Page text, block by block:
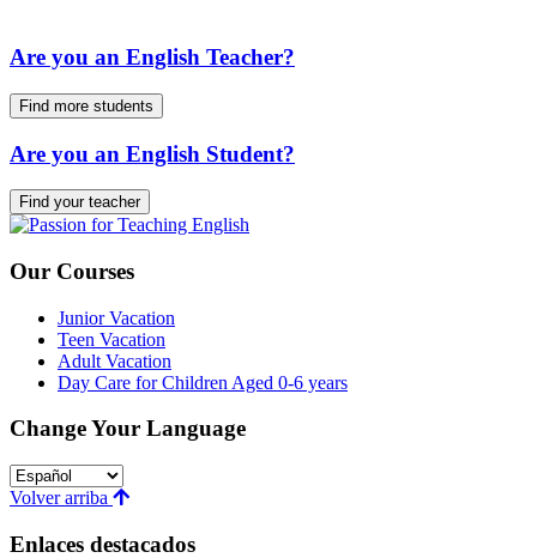
Are you an English Teacher?
Find more students
Are you an English Student?
Find your teacher
Our Courses
Junior Vacation
Teen Vacation
Adult Vacation
Day Care for Children Aged 0-6 years
Change Your Language
Volver arriba
Enlaces destacados